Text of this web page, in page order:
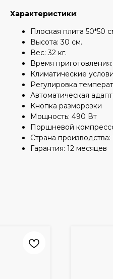
Характеристики:
Плоская плита 50*50
Высота: 30 см.
Вес: 32 кг.
Время
Климатические
Регулировка
Автоматическая
Кнопка разморозки
Мощность: 490 Вт
Поршневой
Страна
Гарантия: 12 месяцев